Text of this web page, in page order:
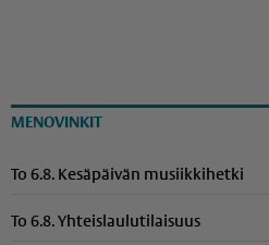
MENOVINKIT
To 6.8. Kesäpäivän musiikkihetki
To 6.8. Yhteis­lau­lu­ti­laisuus